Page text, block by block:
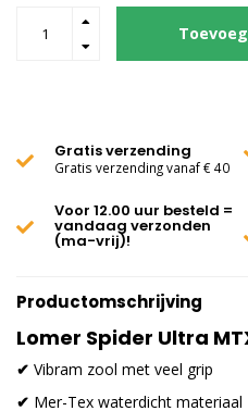
Gratis verzending
Gratis verzending vanaf € 40
Voor 12.00 uur besteld =
vandaag verzonden
(ma-vrij)!
Productomschrijving
Lomer Spider Ultra
✔ Vibram zool met veel grip
✔ Mer-Tex waterdicht materiaal